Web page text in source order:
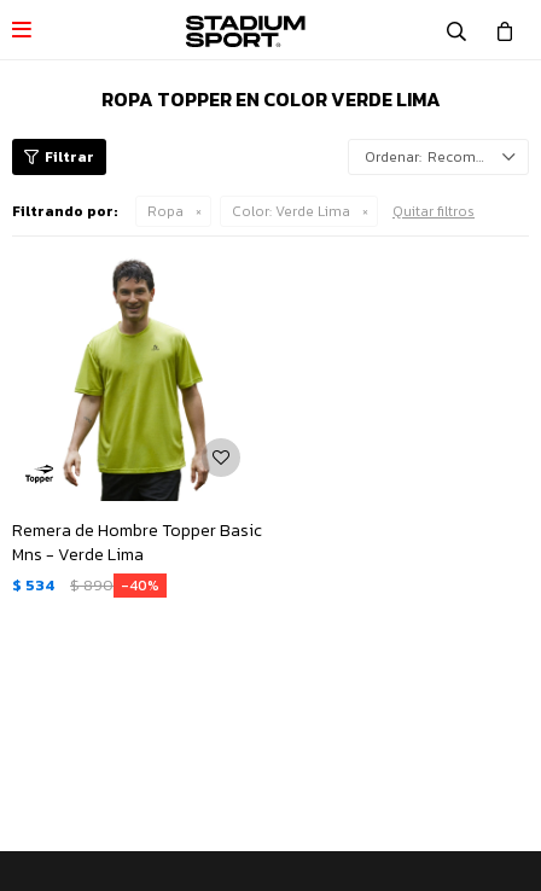

ROPA TOPPER EN COLOR VERDE LIMA
Recomendados
Filtrando por: Ropa Color: Verde Lima Quitar filtros
Remera de Hombre Topper Basic
Mns - Verde Lima
$ 534 $890 40